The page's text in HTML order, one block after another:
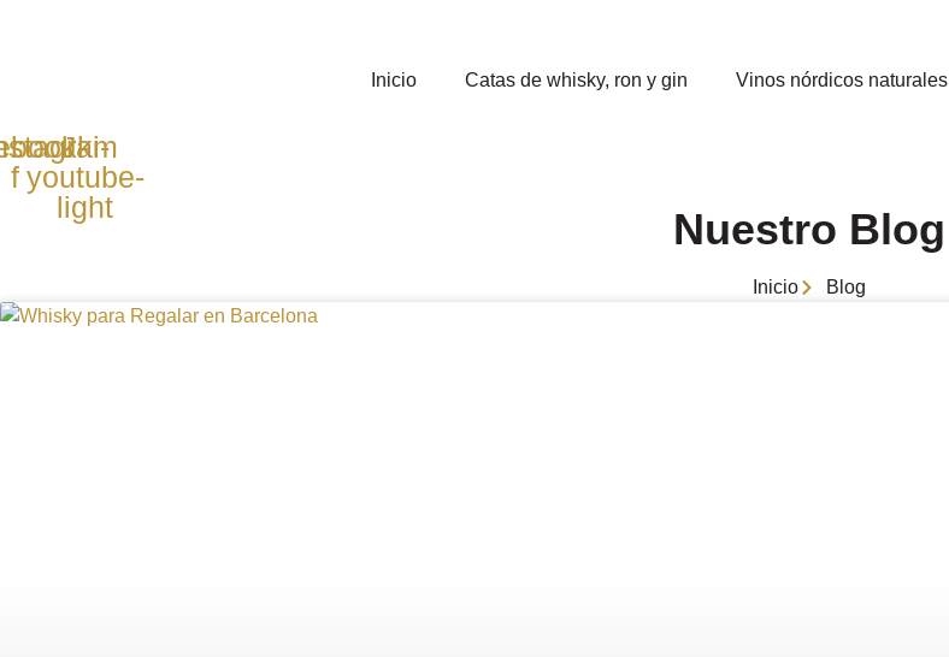
Inicio Catas de whisky, ron y gin Vinos nórdicos naturales
f
Jki-
youtube-
light
Nuestro Blog
Inicio Blog